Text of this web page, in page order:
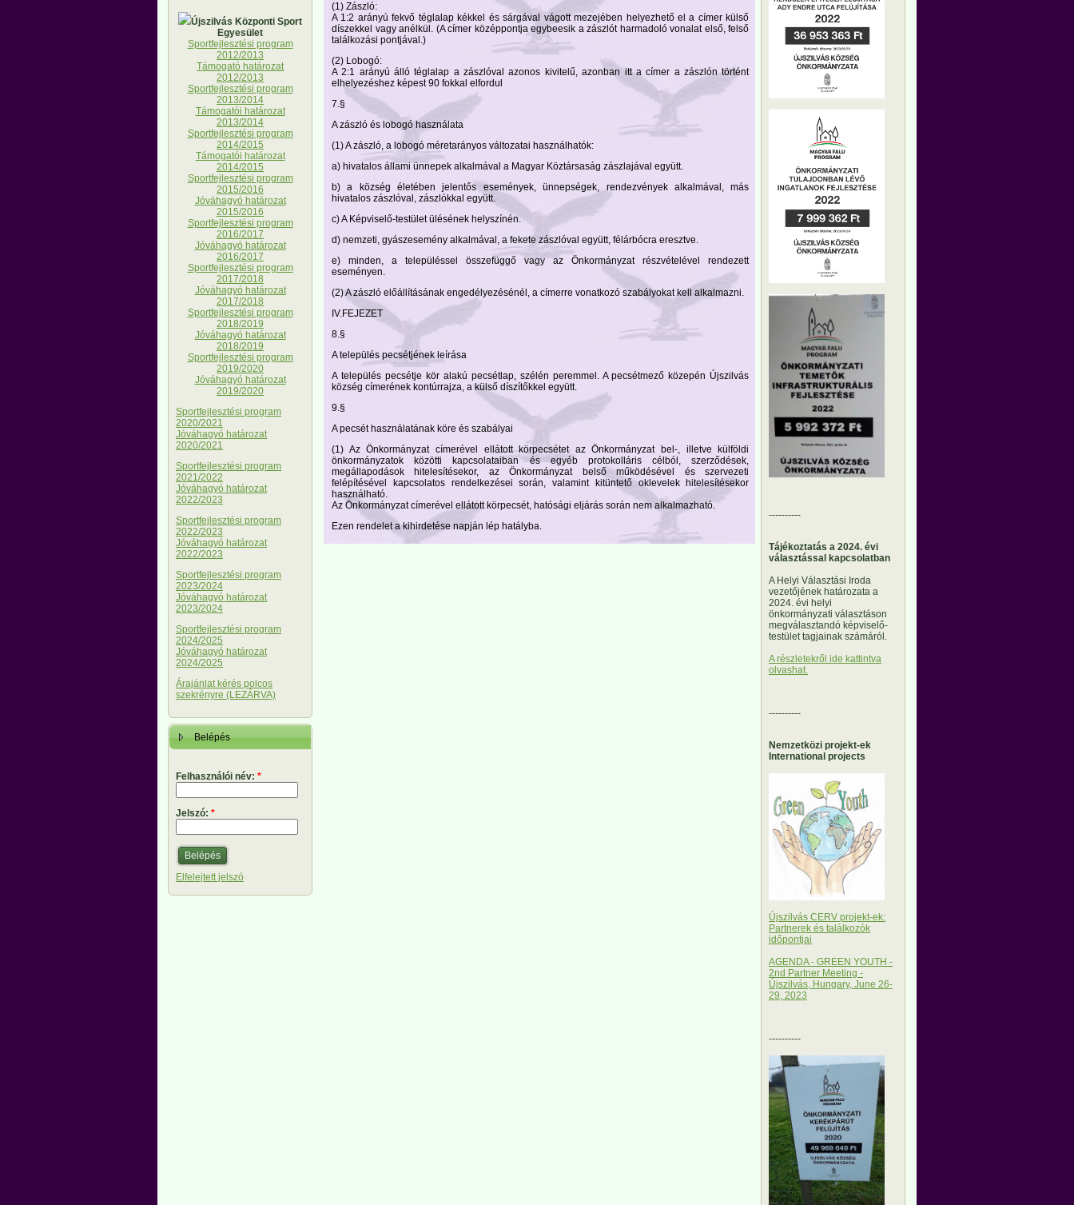
Újszilvás Központi Sport
Egyesület
Sportfejlesztési program
2012/2013
Támogató határozat
2012/2013
Sportfejlesztési program
2013/2014
Támogatói határozat
2013/2014
Sportfejlesztési program
2014/2015
Támogatói határozat
2014/2015
Sportfejlesztési program
2015/2016
Jóváhagyó határozat
2015/2016
Sportfejlesztési program
2016/2017
Jóváhagyó határozat
2016/2017
Sportfejlesztési program
2017/2018
Jóváhagyó határozat
2017/2018
Sportfejlesztési program
2018/2019
Jóváhagyó határozat
2018/2019
Sportfejlesztési program
2019/2020
Jóváhagyó határozat
2019/2020
Sportfejlesztési program
2020/2021
Jóváhagyó határozat
2020/2021
Sportfejlesztési program
2021/2022
Jóváhagyó határozat
2022/2023
Sportfejlesztési program
2022/2023
Jóváhagyó határozat
2022/2023
Sportfejlesztési program
2023/2024
Jóváhagyó határozat
2023/2024
Sportfejlesztési program
2024/2025
Jóváhagyó határozat
2024/2025
Árajánlat kérés polcos
szekrényre (LEZÁRVA)
Belépés
Felhasználói név: *
Jelszó: *
Elfelejtett jelszó
(1) Zászló:
A 1:2 arányú fekvő téglalap kékkel és sárgával vágott mezejében helyezhető el a címer külső
díszekkel vagy anélkül. (A címer középpontja egybeesik a zászlót harmadoló vonalat első, felső
találkozási pontjával.)
(2) Lobogó:
A 2:1 arányú álló téglalap a zászlóval azonos kivitelű, azonban itt a címer a zászlón történt
elhelyezéshez képest 90 fokkal elfordul
7.§
A zászló és lobogó használata
(1) A zászló, a lobogó méretarányos változatai használhatók:
a) hivatalos állami ünnepek alkalmával a Magyar Köztársaság zászlajával együtt.
b) a község életében jelentős események, ünnepségek, rendezvények alkalmával, más
hivatalos zászlóval, zászlókkal együtt.
c) A Képviselő-testület ülésének helyszínén.
d) nemzeti, gyászesemény alkalmával, a fekete zászlóval együtt, félárbócra eresztve.
e) minden, a településsel összefüggő vagy az Önkormányzat részvételével rendezett
eseményen.
(2) A zászló előállításának engedélyezésénél, a címerre vonatkozó szabályokat kell alkalmazni.
IV.FEJEZET
8.§
A település pecsétjének leírása
A település pecsétje kör alakú pecsétlap, szélén peremmel. A pecsétmező közepén Újszilvás
község címerének kontúrrajza, a külső díszítőkkel együtt.
9.§
A pecsét használatának köre és szabályai
(1) Az Önkormányzat címerével ellátott körpecsétet az Önkormányzat bel-, illetve külföldi
önkormányzatok közötti kapcsolataiban és egyéb protokolláris célból, szerződések,
megállapodások hitelesítésekor, az Önkormányzat belső működésével és szervezeti
felépítésével kapcsolatos rendelkezései során, valamint kitüntető oklevelek hitelesítésekor
használható.
Az Önkormányzat címerével ellátott körpecsét, hatósági eljárás során nem alkalmazható.
Ezen rendelet a kihirdetése napján lép hatályba.
----------
Tájékoztatás a 2024. évi
választással kapcsolatban
A Helyi Választási Iroda
vezetőjének határozata a
2024. évi helyi
önkormányzati választáson
megválasztandó képviselő-
testület tagjainak számáról.
A részletekről ide kattintva
olvashat.
----------
Nemzetközi projekt-ek
International projects
Újszilvás CERV projekt-ek:
Partnerek és találkozók
időpontjai
AGENDA - GREEN YOUTH -
2nd Partner Meeting -
Újszilvás, Hungary, June 26-
29, 2023
----------